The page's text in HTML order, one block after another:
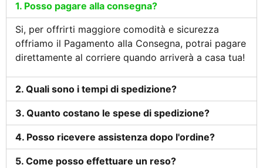
1. Posso pagare alla consegna?
Si, per offrirti maggiore comodità e sicurezza
offriamo il Pagamento alla Consegna, potrai pagare
direttamente al corriere quando arriverà a casa tua!
2. Quali sono i tempi di spedizione?
3. Quanto costano le spese di spedizione?
4. Posso ricevere assistenza dopo l'ordine?
5. Come posso effettuare un reso?